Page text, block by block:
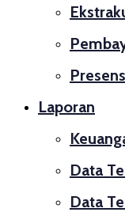
Laporan
Data
Data